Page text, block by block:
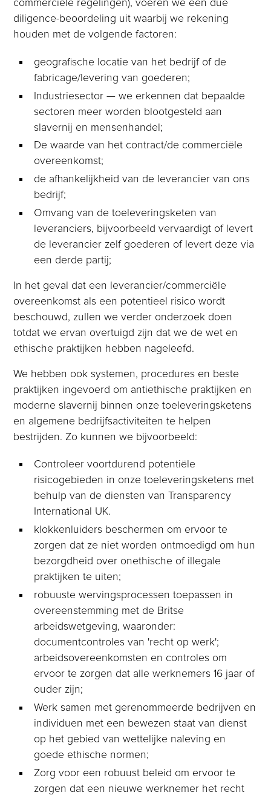
commerciële regelingen), voeren we een due
diligence-beoordeling uit waarbij we rekening
houden met de volgende factoren:
geografische locatie van het bedrijf of de
fabricage/levering van goederen;
Industriesector — we erkennen dat bepaalde
sectoren meer worden blootgesteld aan
slavernij en mensenhandel;
De waarde van het contract/de commerciële
overeenkomst;
de afhankelijkheid van de leverancier van ons
bedrijf;
Omvang van de toeleveringsketen van
leveranciers, bijvoorbeeld vervaardigt of levert
de leverancier zelf goederen of levert deze via
een derde partij;
In het geval dat een leverancier/commerciële
overeenkomst als een potentieel risico wordt
beschouwd, zullen we verder onderzoek doen
totdat we ervan overtuigd zijn dat we de wet en
ethische praktijken hebben nageleefd.
We hebben ook systemen, procedures en beste
praktijken ingevoerd om antiethische praktijken en
moderne slavernij binnen onze toeleveringsketens
en algemene bedrijfsactiviteiten te helpen
bestrijden. Zo kunnen we bijvoorbeeld:
Controleer voortdurend potentiële
risicogebieden in onze toeleveringsketens met
behulp van de diensten van Transparency
International UK.
klokkenluiders beschermen om ervoor te
zorgen dat ze niet worden ontmoedigd om hun
bezorgdheid over onethische of illegale
praktijken te uiten;
robuuste wervingsprocessen toepassen in
overeenstemming met de Britse
arbeidswetgeving, waaronder:
documentcontroles van 'recht op werk';
arbeidsovereenkomsten en controles om
ervoor te zorgen dat alle werknemers 16 jaar of
ouder zijn;
Werk samen met gerenommeerde bedrijven en
individuen met een bewezen staat van dienst
op het gebied van wettelijke naleving en
goede ethische normen;
Zorg voor een robuust beleid om ervoor te
zorgen dat een nieuwe werknemer het recht